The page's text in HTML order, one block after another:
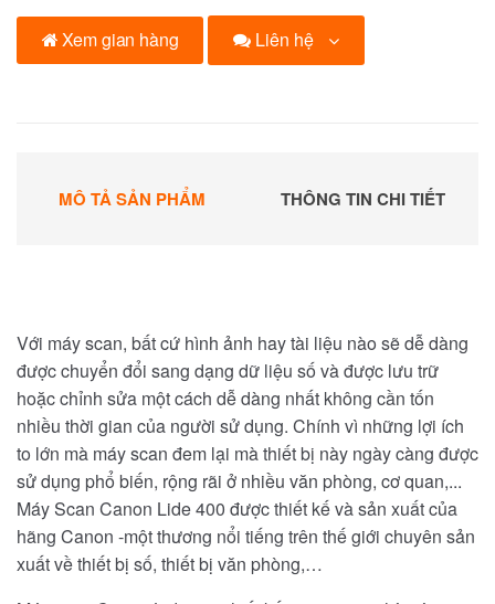
Xem gian hàng Liên hệ
MÔ TẢ SẢN PHẨM THÔNG TIN CHI TIẾT
Với máy scan, bất cứ hình ảnh hay tài liệu nào sẽ dễ dàng
được chuyển đổi sang dạng dữ liệu số và được lưu trữ
hoặc chỉnh sửa một cách dễ dàng nhất không cần tốn
nhiều thời gian của người sử dụng. Chính vì những lợi ích
to lớn mà máy scan đem lại mà thiết bị này ngày càng được
sử dụng phổ biến, rộng rãi ở nhiều văn phòng, cơ quan,...
Máy Scan Canon Lide 400 được thiết kế và sản xuất của
hãng Canon -một thương nổi tiếng trên thế giới chuyên sản
xuất về thiết bị số, thiết bị văn phòng,…